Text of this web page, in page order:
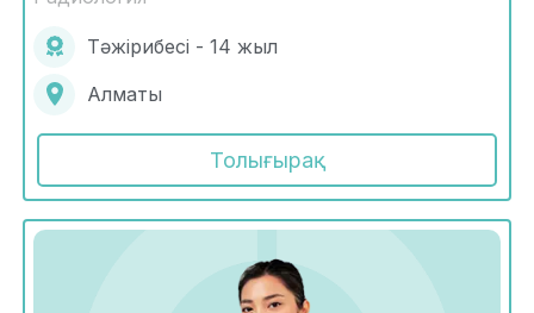
Тәжірибесі - 14 жыл
Алматы
Толығырақ